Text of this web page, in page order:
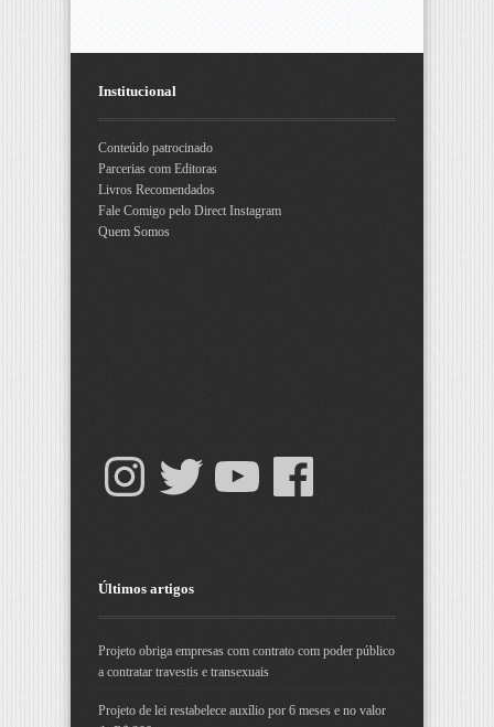
Institucional
Conteúdo patrocinado
Parcerias com Editoras
Livros Recomendados
Fale Comigo pelo Direct Instagram
Quem Somos
Últimos artigos
Projeto obriga empresas com contrato com poder público
a contratar travestis e transexuais
Projeto de lei restabelece auxílio por 6 meses e no valor